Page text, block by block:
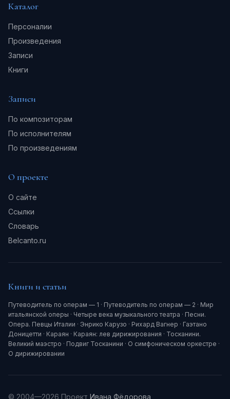
Каталог
Персоналии
Произведения
Записи
Книги
Записи
По композиторам
По исполнителям
По произведениям
О проекте
О сайте
Ссылки
Словарь
Belcanto.ru
Книги и статьи
Путеводитель по операм — 1 · Путеводитель по операм — 2 · Мир
итальянской оперы · Четыре века музыкального театра · Песни.
Опера. Певцы Италии · Энрико Карузо · Рихард Вагнер · Гаэтано
Доницетти · Караян · Караян: лев дирижирования · Тосканини.
Великий маэстро · Подвиг Тосканини · О симфоническом оркестре ·
О дирижировании
© 2004—2026 Проект Ивана Фёдорова